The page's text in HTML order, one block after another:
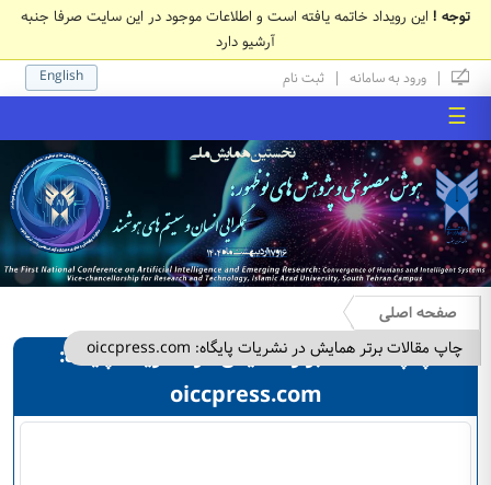
توجه ! این رویداد خاتمه یافته است و اطلاعات موجود در این سایت صرفا جنبه
آرشیو دارد
| ورود به سامانه | ثبت نام English
☰
صفحه اصلی
چاپ مقالات برتر همایش در نشریات پایگاه: oiccpress.com
چاپ مقالات برتر همایش در نشریات پایگاه:
oiccpress.com